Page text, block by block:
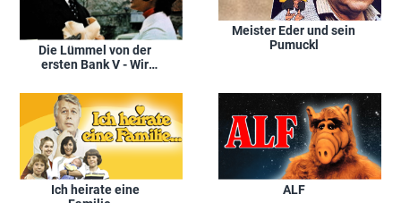
Die Lümmel von der
ersten Bank V - Wir
Pfanne
Meister Eder und sein
Pumuckl
Ich heirate eine
ALF